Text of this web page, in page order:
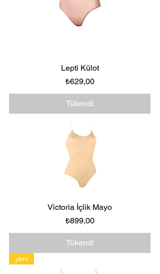
Lepti Külot
Fiyat
₺629,00
Tükendi
Victoria İçlik Mayo
Fiyat
₺899,00
Tükendi
yeni